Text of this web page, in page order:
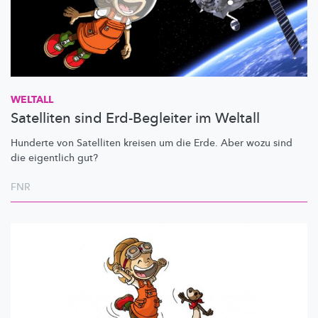
WELTALL
Satelliten sind Erd-Begleiter im Weltall
Hunderte von Satelliten kreisen um die Erde. Aber wozu sind
die eigentlich gut?
FNR